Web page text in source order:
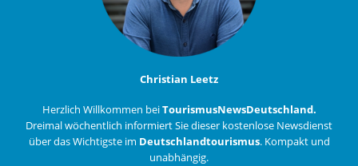
Christian Leetz
Herzlich Willkommen beiTourismusNewsDeutschland.
Dreimal wöchentlich informiert Sie dieser kostenlose Newsdienst
über das Wichtigste im Deutschlandtourismus. Kompakt und
unabhängig.